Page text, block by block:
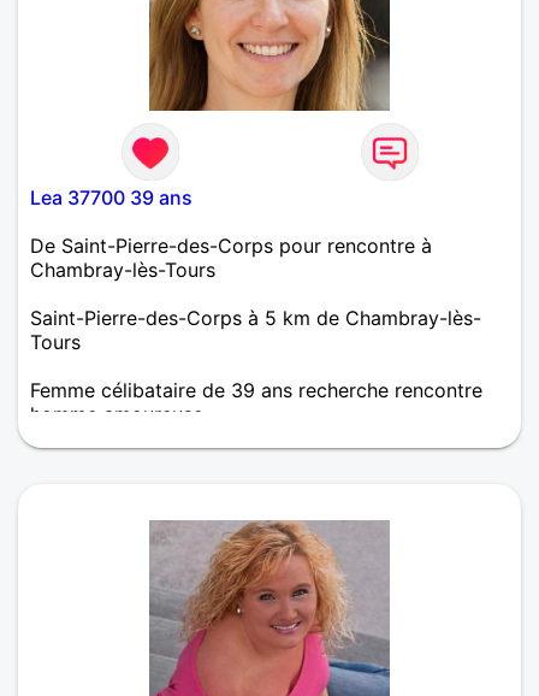
Lea 37700 39 ans
De Saint-Pierre-des-Corps pour rencontre à
Chambray-lès-Tours
Saint-Pierre-des-Corps à 5 km de Chambray-lès-
Tours
Femme célibataire de 39 ans recherche rencontre
homme amoureuse
Sincère, simple je cherche ma moitié !